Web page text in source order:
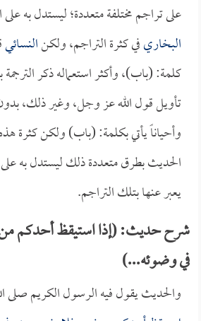
على تراجم مختلفة متعددة؛ ليستدل به على
البخاريفي كثرة التراجم، ولكنالنسائي
كلمة: (باب)، وأكثر استعماله ذكر
تأويل قول الله عز وجل، وغير ذلك،
وأحياناً يأتي بكلمة: (باب) ولكن كثرة
الحديث بطرق متعددة ذلك ليستدل به
يعبر عنها بتلك التراجم.
شرح حديث: (إذا استيقظ أحدكم
في وضوئه...)
والحديث يقول فيه الرسول الكريم صلى